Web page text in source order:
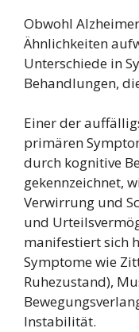
Obwohl
Ähnlichkeiten
Unterschiede in
Behandlungen,
Einer der
primären
durch kognitive
gekennzeichnet,
Verwirrung und
und
manifestiert sich
Symptome wie
Ruhezustand),
Instabilität.